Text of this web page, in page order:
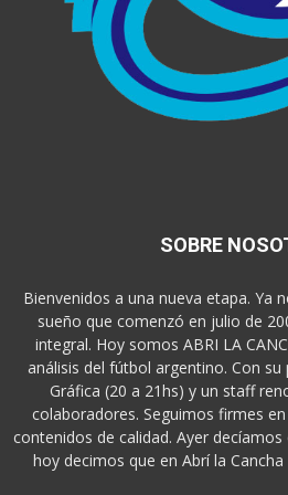
SOBRE
Bienvenidos a una nueva etapa. Ya
sueño que comenzó en julio de
integral. Hoy somos ABRI LA
análisis del fútbol argentino. Con
Gráfica (20 a 21hs) y un staff
colaboradores. Seguimos firmes
contenidos de calidad. Ayer
hoy decimos que en Abrí la